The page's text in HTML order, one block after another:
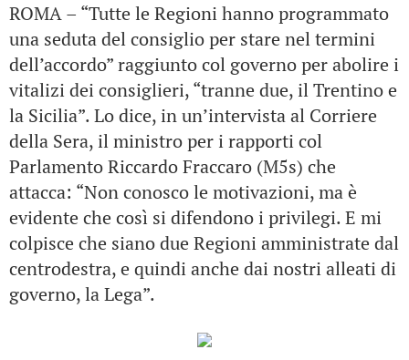
ROMA – “Tutte le Regioni hanno programmato
una seduta del consiglio per stare nel termini
dell’accordo” raggiunto col governo per abolire i
vitalizi dei consiglieri, “tranne due, il Trentino e
la Sicilia”. Lo dice, in un’intervista al Corriere
della Sera, il ministro per i rapporti col
Parlamento Riccardo Fraccaro (M5s) che
attacca: “Non conosco le motivazioni, ma è
evidente che così si difendono i privilegi. E mi
colpisce che siano due Regioni amministrate dal
centrodestra, e quindi anche dai nostri alleati di
governo, la Lega”.